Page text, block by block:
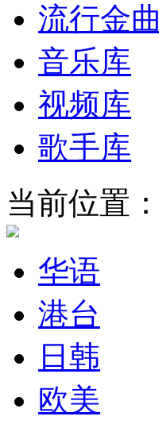
流行金曲
音乐库
视频库
歌手库
当前位置：
华语
港台
日韩
欧美